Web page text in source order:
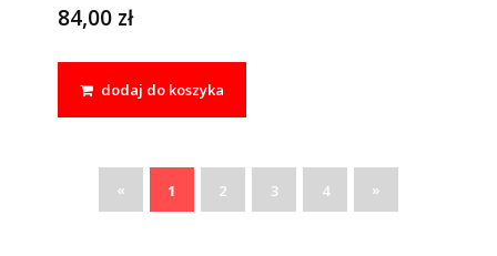
84,00 zł
dodaj do koszyka
« 1 2 3 4 »